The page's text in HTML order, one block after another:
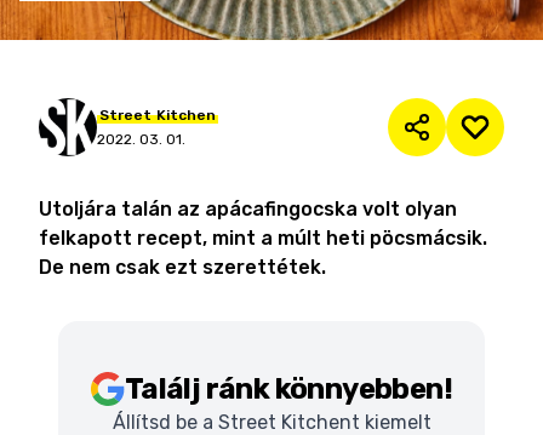
Street Kitchen
2022. 03. 01.
Utoljára talán az apácafingocska volt olyan
felkapott recept, mint a múlt heti pöcsmácsik.
De nem csak ezt szerettétek.
Találj ránk könnyebben!
Állítsd be a Street Kitchent kiemelt